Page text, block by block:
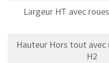
Largeur HT avec
Hauteur Hors tout
H2